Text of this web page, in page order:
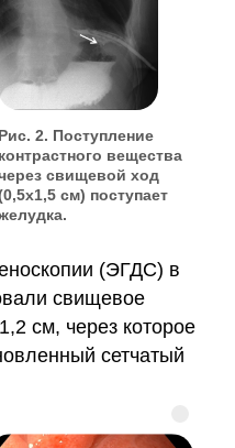
Рис. 2. Поступление
контрастного вещества
свищевой ход
см) поступает
(ЭГДС) в
свищевое
см, через которое
сетчатый